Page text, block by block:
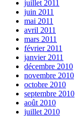
juillet 2011
juin 2011
mai 2011
avril 2011
mars 2011
février 2011
janvier 2011
décembre 2010
novembre 2010
octobre 2010
septembre 2010
août 2010
juillet 2010